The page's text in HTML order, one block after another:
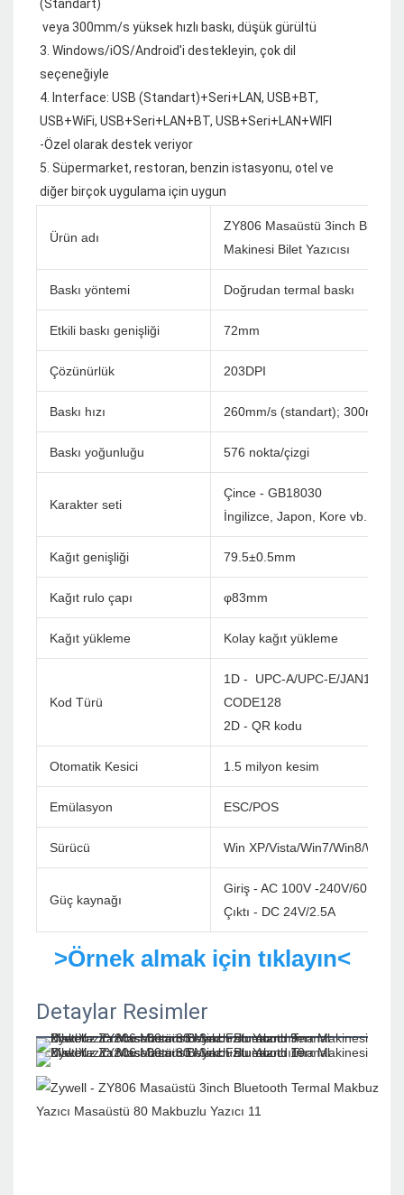
3. Windows/iOS/Android'i destekleyin, çok dil
seçeneğiyle
4. Interface: USB (Standart)+Seri+LAN, USB+BT,
USB+WiFi, USB+Seri+LAN+BT, USB+Seri+LAN+WIFI
-Özel olarak destek veriyor
5. Süpermarket, restoran, benzin istasyonu, otel ve
Ürün adı
ZY806 Masaüstü 3inch
Makinesi Bilet Yazıcısı
Baskı yöntemi Doğrudan termal baskı
Etkili baskı genişliği 72mm
Çözünürlük 203DPI
Baskı hızı 260mm/s (standart); 300mm/s
Baskı yoğunluğu 576 nokta/çizgi
Karakter seti
Çince - GB18030
İngilizce, Japon, Kore vb. Özel
Kağıt genişliği 79.5±0.5mm
Kağıt rulo çapı φ83mm
Kağıt yükleme Kolay kağıt yükleme
Kod Türü
1D - UPC-A/UPC-E/
CODE128
2D - QR kodu
Otomatik Kesici 1.5 milyon kesim
Emülasyon ESC/POS
Sürücü Win XP/Vista/Win7/Win8/
Güç kaynağı
Giriş - AC 100V -240V/60Hz
Çıktı - DC 24V/2.5A
>Örnek almak için tıklayın<
Detaylar Resimler